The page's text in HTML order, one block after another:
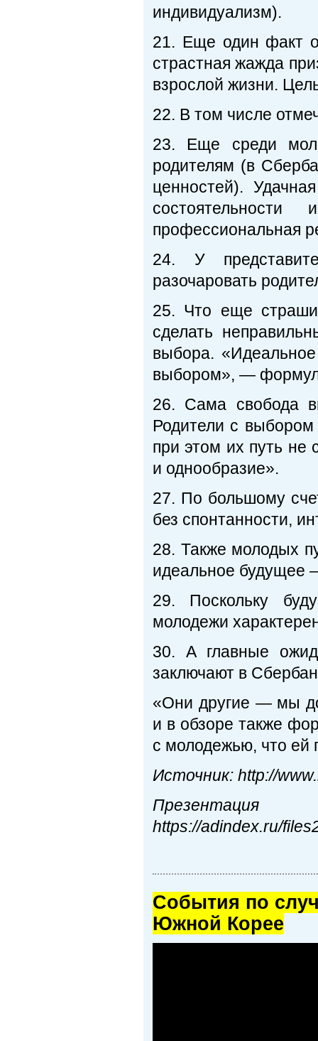
индивидуализм).
21. Еще один факт
страстная жажда
взрослой жизни.
22. В том числе
23. Еще среди
родителям (в
ценностей).
профессиональная
24. У
разочаровать
25. Что еще
сделать
выбора.
выбором», —
26. Сама свобода
Родители с выбором
при этом их путь не
и однообразие».
27. По большому
без спонтанности,
28. Также молодых
идеальное будущее
29. Поскольку
молодежи
30. А главные
заключают в
«Они другие — мы
и в обзоре также
с молодежью, что ей
Источник: http://
https://adindex.ru/
Cобытия по
Южной Корее